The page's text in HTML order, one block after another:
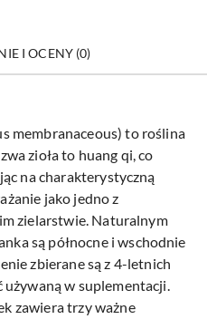
I OCENY (0)
membranaceous) to roślina
zioła to huang qi, co
na charakterystyczną
jako jedno z
zielarstwie. Naturalnym
są północne i wschodnie
zbierane są z 4-letnich
używaną w suplementacji.
zawiera trzy ważne